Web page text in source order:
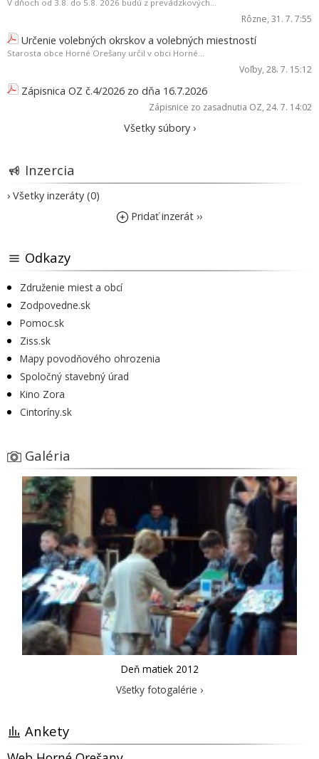
V dňoch od 3.8. do 5.8. 2026 budú z prevádzkových...
Rôzne, 31. 7. 7:55
Určenie volebných okrskov a volebných miestností
Starosta obce Horné Orešany určil v obci Horné...
Voľby, 28. 7. 15:12
Zápisnica OZ č.4/2026 zo dňa 16.7.2026
Zápisnice zo zasadnutia OZ, 24. 7. 14:02
Všetky súbory ›
Inzercia
› Všetky inzeráty (0)
Pridať inzerát ››
Odkazy
Združenie miest a obcí
Zodpovedne.sk
Pomoc.sk
Ziss.sk
Mapy povodňového ohrozenia
Spoločný stavebný úrad
Kino Zora
Cintoríny.sk
Galéria
Deň matiek 2012
Všetky fotogalérie ›
Ankety